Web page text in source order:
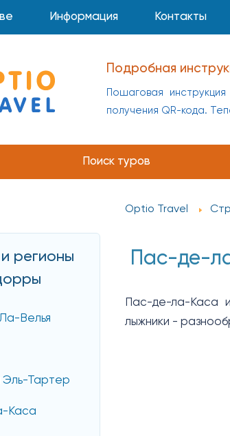
Информация Контакты
Подробная
Пошаговая
получения QR-кода.
Поиск туров
регионы
Велья
Эль-Тартер
Каса
Optio Travel
Пас-де-
Пас-де-ла-Каса
лыжники -